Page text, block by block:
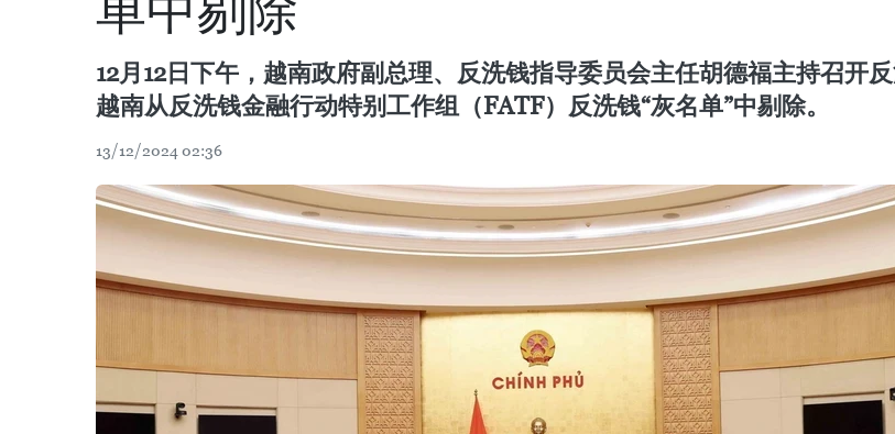
12月12日下午，越南政府副总理、反洗钱指导委员会主任胡德福主持召开
越南从反洗钱金融行动特别工作组（FATF）反洗钱“灰名单”中剔除。
13/12/2024 02:36